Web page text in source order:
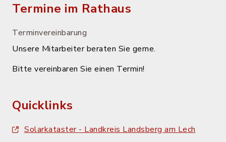
Termine im Rathaus
Terminvereinbarung
Unsere Mitarbeiter beraten Sie gerne.
Bitte vereinbaren Sie einen Termin!
Quicklinks
Solarkataster - Landkreis Landsberg am Lech